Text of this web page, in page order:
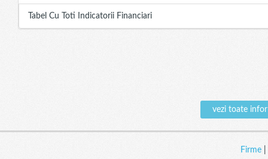
Tabel Cu Toti Indicatorii Financiari
vezi toate
Firme|